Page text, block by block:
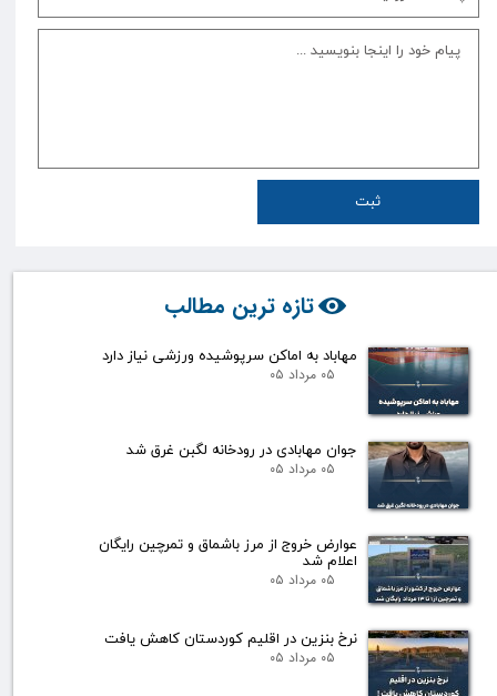
تازه ترین مطالب
مهاباد به اماکن سرپوشیده ورزشی نیاز دارد
۰۵ مرداد ۰۵
جوان مهابادی در رودخانه لگبن غرق شد
۰۵ مرداد ۰۵
عوارض خروج از مرز باشماق و تمرچین رایگان
اعلام شد
۰۵ مرداد ۰۵
نرخ بنزین در اقلیم کوردستان کاهش یافت
۰۵ مرداد ۰۵
ثبت